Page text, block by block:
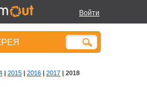
Войти
| 2015 | 2016 | 2017 | 2018